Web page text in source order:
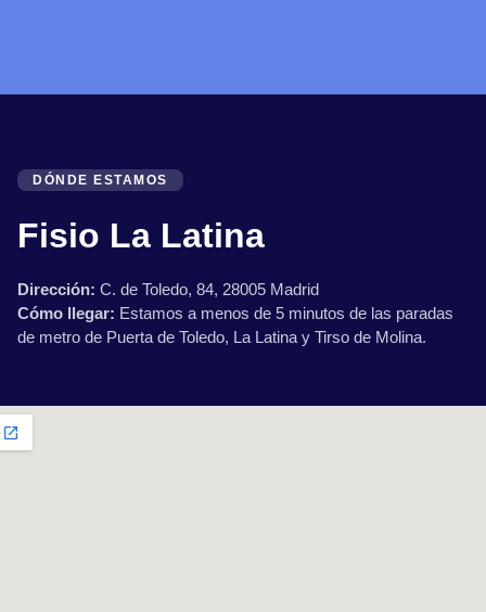
DÓNDE ESTAMOS
Fisio La Latina
Dirección: C. de Toledo, 84, 28005 Madrid
Cómo llegar: Estamos a menos de 5 minutos de las paradas
de metro de Puerta de Toledo, La Latina y Tirso de Molina.